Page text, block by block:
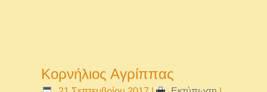
Κορνήλιος Αγρίππας